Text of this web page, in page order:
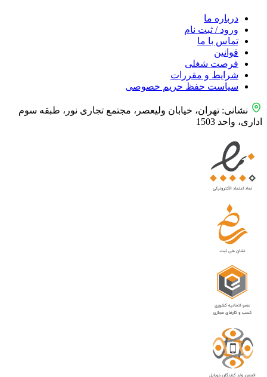
درباره ما
ورود / ثبت نام
تماس با ما
قوانین
فرصت شغلی
شرایط و مقررات
سیاست حفظ حریم خصوصی
نشانی: تهران، خیابان ولیعصر، مجتمع تجاری نور، طبقه سوم
اداری، واحد 1503